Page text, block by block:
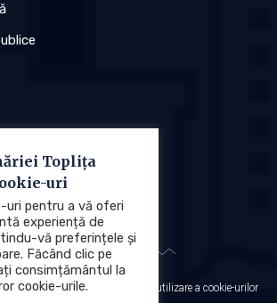
personal (GDPR) Politica de utilizare a cookie-urilor
Toplița
uri
uri pentru a vă oferi
experiență de
vă preferințele și
Făcând clic pe
consimțământul la
cookie-urile.